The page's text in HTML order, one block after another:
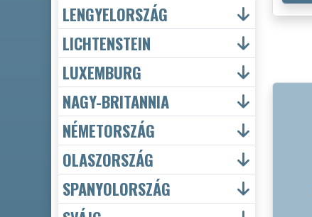
LENGYELORSZÁG
LICHTENSTEIN
LUXEMBURG
NAGY-BRITANNIA
NÉMETORSZÁG
OLASZORSZÁG
SPANYOLORSZÁG